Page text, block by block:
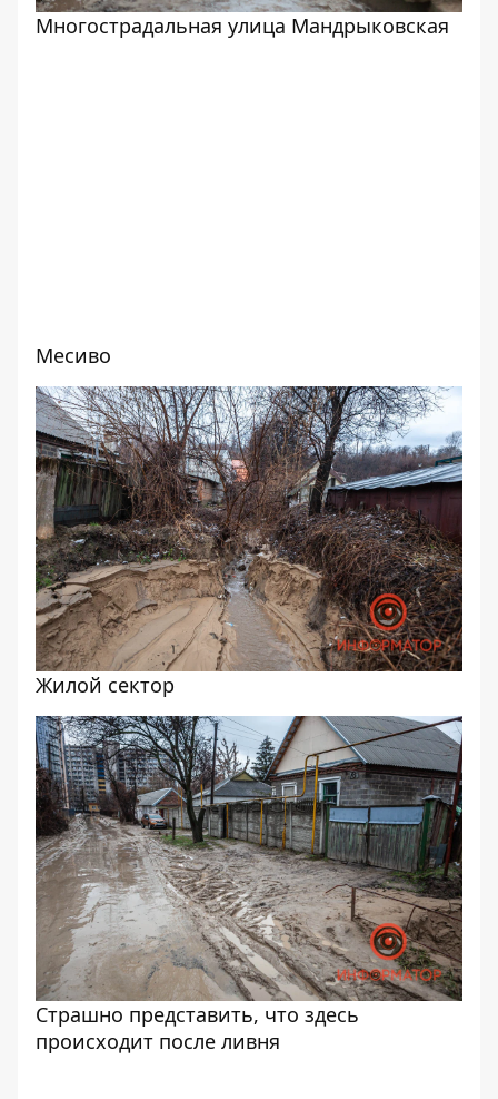
Многострадальная улица Мандрыковская
Месиво
Жилой сектор
Страшно представить, что здесь
происходит после ливня